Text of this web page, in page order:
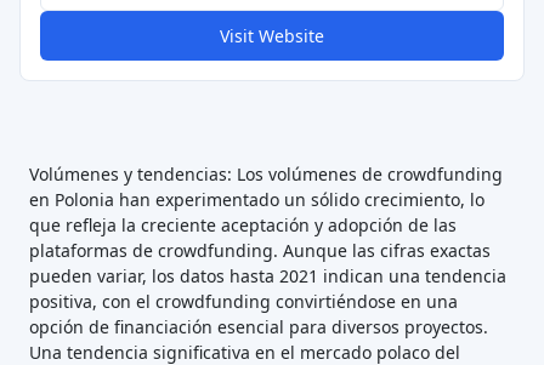
Visit Website
Volúmenes y tendencias: Los volúmenes de crowdfunding
en Polonia han experimentado un sólido crecimiento, lo
que refleja la creciente aceptación y adopción de las
plataformas de crowdfunding. Aunque las cifras exactas
pueden variar, los datos hasta 2021 indican una tendencia
positiva, con el crowdfunding convirtiéndose en una
opción de financiación esencial para diversos proyectos.
Una tendencia significativa en el mercado polaco del